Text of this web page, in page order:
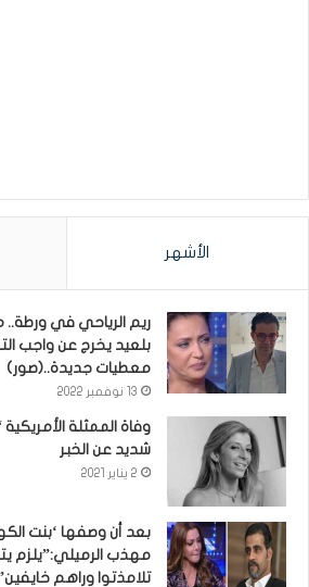
الأشهر
ريم الرياحي في
بلعيد يخرج عن واجب
معطيات جديدة..(صور)
13 نوفمبر 2022
وفاة الممثلة
شديد عن الخبر
2 يناير 2021
بعد أن وصفها ‘بنت
مهذب الرميلي:”يلزم
تلامذتوا وراهم